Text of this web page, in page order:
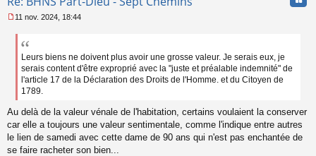
e
n
o
l
u
11 nov. 2024, 18:44
Leurs biens ne doivent plus avoir une grosse valeur. Je serais eux, je
serais content d'être exproprié avec la "juste et préalable indemnité" de
l'article 17 de la Déclaration des Droits de l'Homme. et du Citoyen de
1789.
Au delà de la valeur vénale de l'habitation, certains voulaient la conserver
car elle a toujours une valeur sentimentale, comme l'indique entre autres
le lien de samedi avec cette dame de 90 ans qui n'est pas enchantée de
se faire racheter son bien...